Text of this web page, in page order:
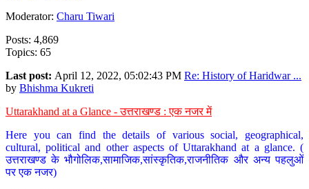
Moderator: Charu Tiwari
Posts: 4,869
Topics: 65
Last post: April 12, 2022, 05:02:43 PM Re: History of Haridwar ...
by Bhishma Kukreti
Uttarakhand at a Glance - उत्तराखण्ड : एक नजर में
Here you can find the details of various social, geographical,
cultural, political and other aspects of Uttarakhand at a glance. (
उत्तराखण्ड के भौगोलिक,सामाजिक,सांस्कृतिक,राजनीतिक और अन्य पहलुओं
पर एक नजर)